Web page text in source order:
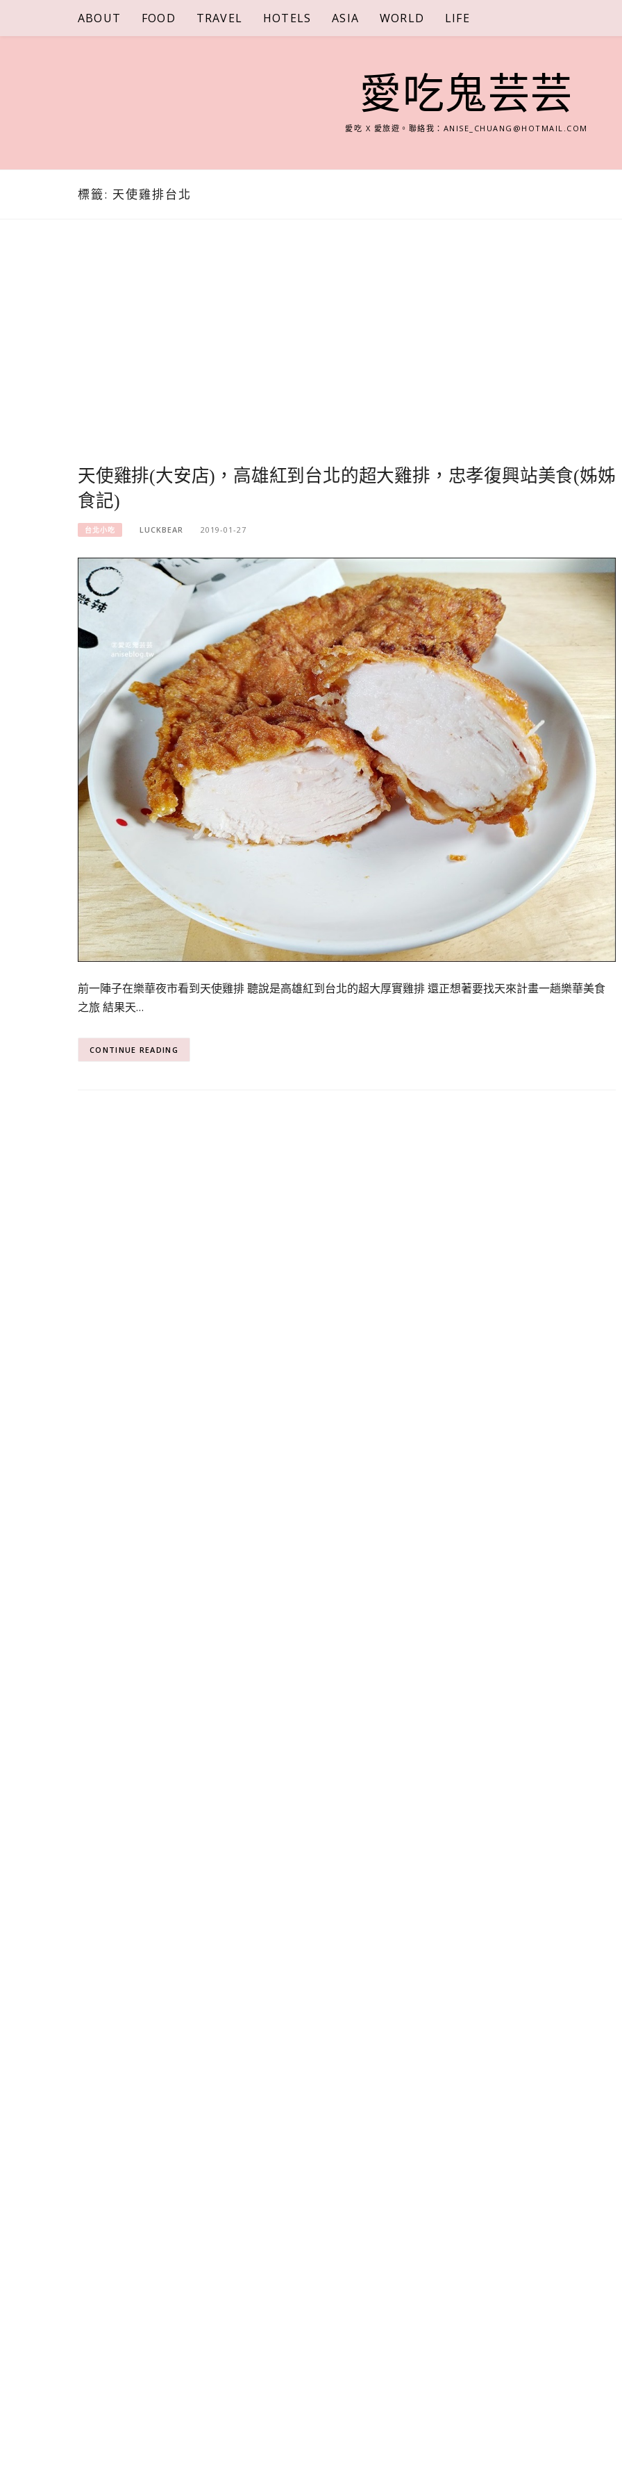
content
ABOUT FOOD TRAVEL HOTELS ASIA WORLD LIFE
愛吃鬼芸芸
愛吃 X 愛旅遊。聯絡我： ANISE_CHUANG@HOTMAIL.COM
標籤: 天使雞排台北
天使雞排(大安店)，高雄紅到台北的超大雞排，忠孝復興站美食(姊姊
食記)
台北小吃 LUCKBEAR 2019-01-27
前一陣子在樂華夜市看到天使雞排 聽說是高雄紅到台北的超大厚實雞排 還正想著要找天來計畫一趟樂華美食
之旅 結果天…
CONTINUE READING